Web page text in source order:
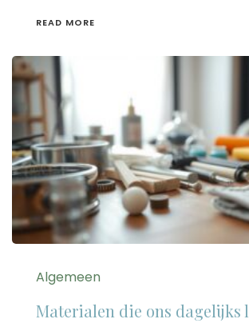
READ MORE
Algemeen
Materialen die ons dagelijks